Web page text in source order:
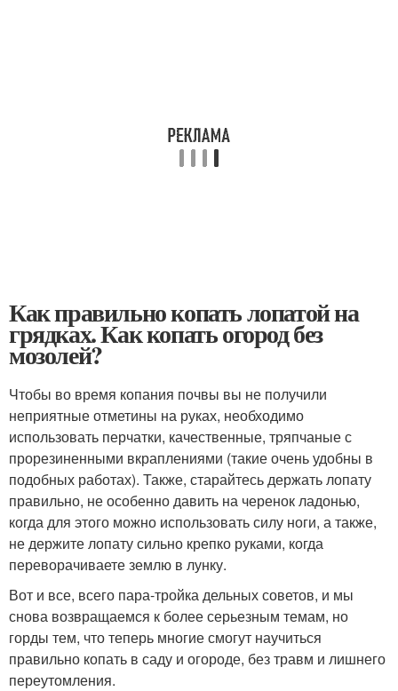
Как правильно копать лопатой на
грядках. Как копать огород без
мозолей?
Чтобы во время копания почвы вы не получили
неприятные отметины на руках, необходимо
использовать перчатки, качественные, тряпчаные с
прорезиненными вкраплениями (такие очень удобны в
подобных работах). Также, старайтесь держать лопату
правильно, не особенно давить на черенок ладонью,
когда для этого можно использовать силу ноги, а также,
не держите лопату сильно крепко руками, когда
переворачиваете землю в лунку.
Вот и все, всего пара-тройка дельных советов, и мы
снова возвращаемся к более серьезным темам, но
горды тем, что теперь многие смогут научиться
правильно копать в саду и огороде, без травм и лишнего
переутомления.